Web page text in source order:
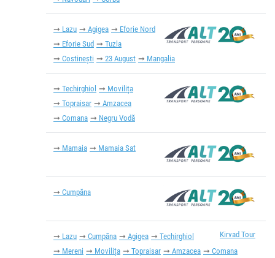
Lazu Agigea
Eforie Nord
Eforie Sud
Tuzla
Costinești
23 August Mangalia
Techirghiol
Movilița
Topraisar
Amzacea
Comana
Negru Vodă
Mamaia Mamaia Sat
Cumpăna
Kirvad Tour
Lazu Cumpăna Agigea
Techirghiol
Mereni
Movilița Topraisar Amzacea
Comana